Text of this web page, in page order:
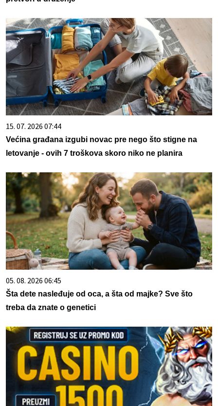
15. 07. 2026 07:44
Većina građana izgubi novac pre nego što stigne na
letovanje - ovih 7 troškova skoro niko ne planira
05. 08. 2026 06:45
Šta dete nasleđuje od oca, a šta od majke? Sve što
treba da znate o genetici